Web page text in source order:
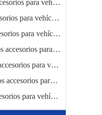
BAIC Todos los accesorios para vehículos
MG Todos los accesorios para vehículos
JAC Todos los accesorios para vehículos
WULING Todos los accesorios para vehículos
GEELY Todos los accesorios para vehículos
Great Wall Todos los accesorios para vehículos
JMC Todos los accesorios para vehículos
Zibo Baiwang Machinery Co., Ltd. logra un gran avance en el comercio internacional con una exportación exitosa de autopartes BAIC a Polonia
Co., Ltd. logra un gran